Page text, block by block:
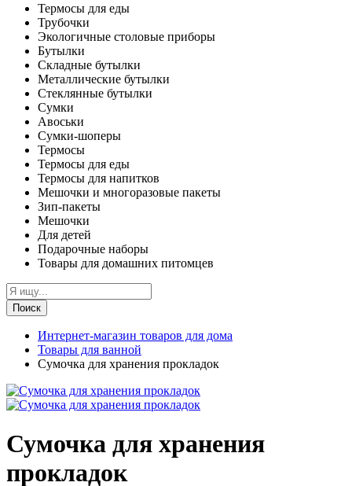
Термосы для еды
Трубочки
Экологичные столовые приборы
Бутылки
Складные бутылки
Металлические бутылки
Стеклянные бутылки
Сумки
Авоськи
Сумки-шоперы
Термосы
Термосы для еды
Термосы для напитков
Мешочки и многоразовые пакеты
Зип-пакеты
Мешочки
Для детей
Подарочные наборы
Товары для домашних питомцев
Поиск
Интернет-магазин товаров для дома
Товары для ванной
Сумочка для хранения прокладок
Сумочка для хранения
прокладок